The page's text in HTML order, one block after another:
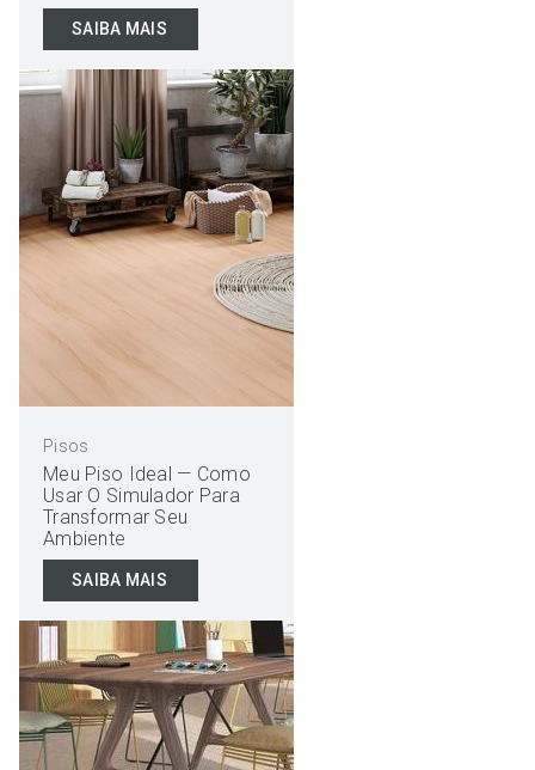
SAIBA MAIS
Pisos
Meu Piso Ideal — Como
Usar O Simulador Para
Transformar Seu
Ambiente
SAIBA MAIS